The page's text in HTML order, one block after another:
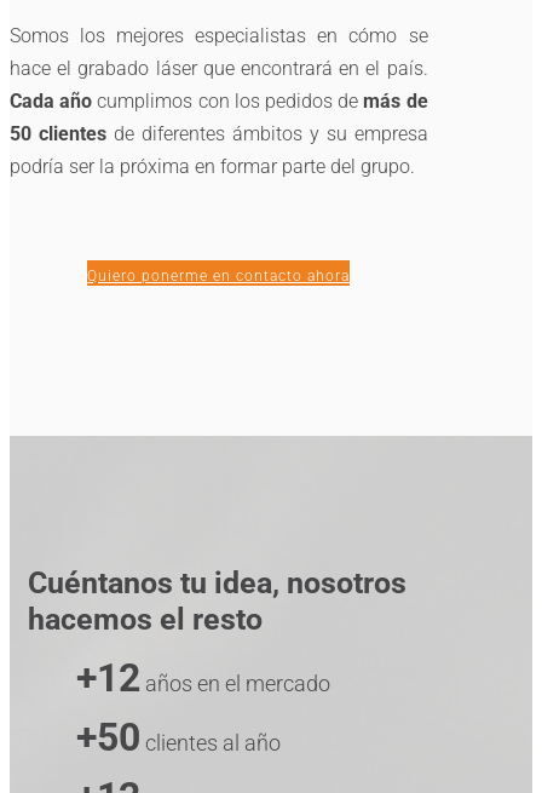
Somos los mejores especialistas en cómo se
hace el grabado láser que encontrará en el país.
Cada año cumplimos con los pedidos de más de
50 clientesde diferentes ámbitos y su empresa
podría ser la próxima en formar parte del grupo.
Quiero ponerme en contacto ahora
Cuéntanos tu idea, nosotros
hacemos el resto
+12 años en el mercado
+50 clientes al año